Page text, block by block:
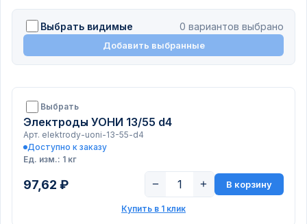
Выбрать видимые 0 вариантов выбрано
Добавить выбранные
Выбрать
Электроды УОНИ 13/55 d4
Арт. elektrody-uoni-13-55-d4
Доступно к заказу
Ед. изм.: 1 кг
97,62 ₽ − + В корзину
Купить в 1 клик